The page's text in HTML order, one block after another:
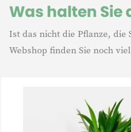
Was halten Sie
Ist das nicht die Pflanze, die
Webshop finden Sie noch